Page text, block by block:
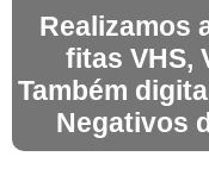
Realizamos
fitas VHS,
Também
Negativos